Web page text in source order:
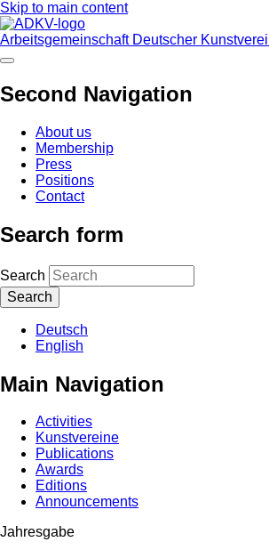
Skip to main content
Arbeitsgemeinschaft Deutscher
Second Navigation
About us
Membership
Press
Positions
Contact
Search form
Search
Deutsch
English
Main Navigation
Activities
Kunstvereine
Publications
Awards
Editions
Announcements
Jahresgabe